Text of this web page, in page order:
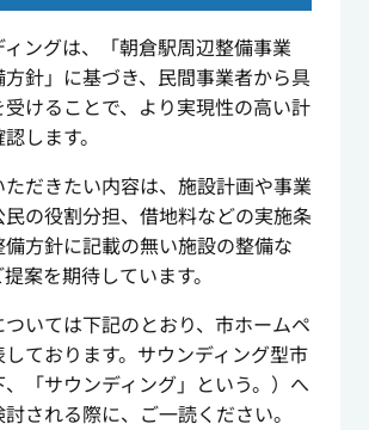
ングは、「朝倉駅周辺整備事業
針」に基づき、民間事業者から具
けることで、より実現性の高い計
します。
だきたい内容は、施設計画や事業
の役割分担、借地料などの実施条
方針に記載の無い施設の整備な
案を期待しています。
いては下記のとおり、市ホームペ
ております。サウンディング型市
「サウンディング」という。）へ
される際に、ご一読ください。